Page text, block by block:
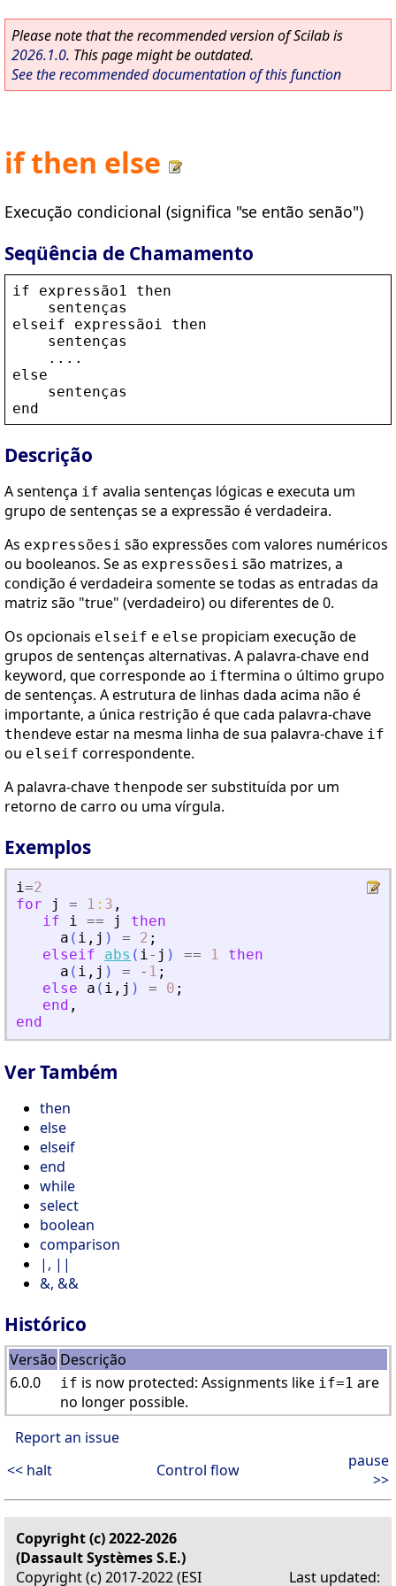
Please note that the recommended version of Scilab is
2026.1.0. This page might be outdated.
See the recommended documentation of this function
if then else
Execução condicional (significa "se então senão")
Seqüência de Chamamento
if expressão1
then
sentenças
elseif
expressãoi
then
sentenças
....
else
sentenças
end
Descrição
A sentença if avalia sentenças lógicas e executa um
grupo de sentenças se a expressão é verdadeira.
As expressõesi são expressões com valores numéricos
ou booleanos. Se as expressõesi são matrizes, a
condição é verdadeira somente se todas as entradas da
matriz são "true" (verdadeiro) ou diferentes de 0.
Os opcionais elseif e else propiciam execução de
grupos de sentenças alternativas. A palavra-chave end
keyword, que corresponde ao iftermina o último grupo
de sentenças. A estrutura de linhas dada acima não é
importante, a única restrição é que cada palavra-chave
thendeve estar na mesma linha de sua palavra-chave if
ou elseif correspondente.
A palavra-chave thenpode ser substituída por um
retorno de carro ou uma vírgula.
Exemplos
i=2
for
j = 1 : 3 ,
if
i == j
then
a ( i , j ) = 2 ;
elseif
abs ( i- j ) == 1
then
a ( i , j ) = - 1 ;
else
a ( i , j ) = 0 ;
end ,
end
Ver Também
then
else
elseif
end
while
select
boolean
comparison
|, ||
&, &&
Histórico
Versão Descrição
6.0.0
if is now protected: Assignments like if=1 are
no longer possible.
Report an issue
<< halt
Control flow
pause
>>
Copyright (c) 2022-2026
(Dassault Systèmes S.E.)
Copyright (c) 2017-2022 (ESI
Last updated: